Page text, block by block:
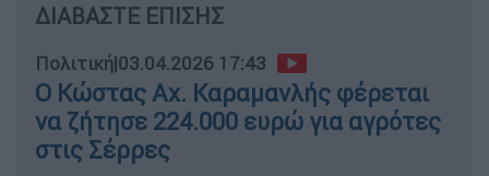
ΔΙΑΒΑΣΤΕ ΕΠΙΣΗΣ
Πολιτική|03.04.2026 17:43
Ο Κώστας Αχ. Καραμανλής φέρεται
να ζήτησε 224.000 ευρώ για αγρότες
στις Σέρρες